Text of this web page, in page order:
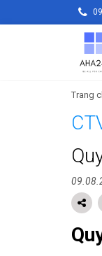
Trang